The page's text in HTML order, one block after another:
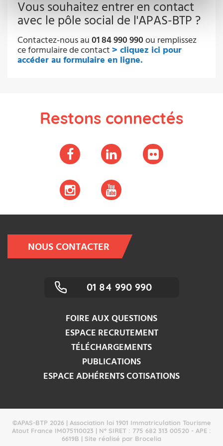
Vous souhaitez entrer en contact
avec le pôle social de l'APAS-BTP ?
Contactez-nous au01 84 990 990ou remplissez
ce formulaire de contact> cliquez ici pour
accéder au formulaire en ligne.
Restons connectés
NOUS CONTACTER
01 84 990 990
FOIRE AUX QUESTIONS
ESPACE RECRUTEMENT
TÉLÉCHARGEMENTS
PUBLICATIONS
ESPACE ADHÉRENTS COTISATIONS
©APAS-BTP 2026 | Association loi 1901 Immatriculation Tourisme
Atout France IM075110023 | N° SIRET : 775 682 313 00520 - APE :
6619B | Site réalisé par Brocelia